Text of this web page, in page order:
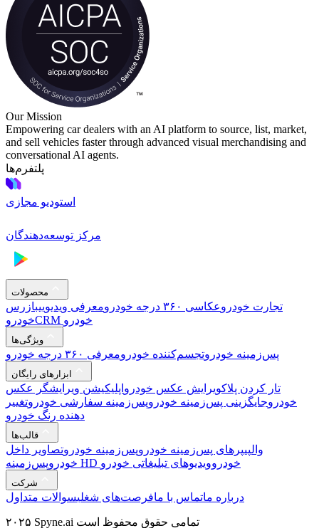
Our Mission
Empowering car dealers with an AI platform to source, list, market,
and sell vehicles faster through advanced visual merchandising and
conversational AI agents.
پلتفرم‌ها
استودیو مجازی
مرکز توسعه‌دهندگان
محصولات
تجارت خودروعکاسی ۳۶۰ درجه خودرو معرفی ویدیوییبازرس
خودرو
CRM خودرو
ویژگی‌ها
پس‌زمینه خودروتجسم‌کننده خودرومعرفی ۳۶۰ درجه خودرو
ابزارهای رایگان
تار کردن پلاکویرایش عکس خودرو اپلیکیشن ویرایشگر عکس
خودروجایگزینی پس‌زمینه خودروپس‌زمینه سفارشی خودروتغییر
دهنده رنگ خودرو
قالب‌ها
والپیپرهای پس‌زمینه خودروپس‌زمینه خودروتصاویر داخل
خودرو
پس‌زمینه HD خودروویدیوهای تبلیغاتی خودرو
شرکت
درباره ماتماس با مافرصت‌های شغلیسوالات متداول
۲۰۲۵ Spyne.ai تمامی حقوق محفوظ است